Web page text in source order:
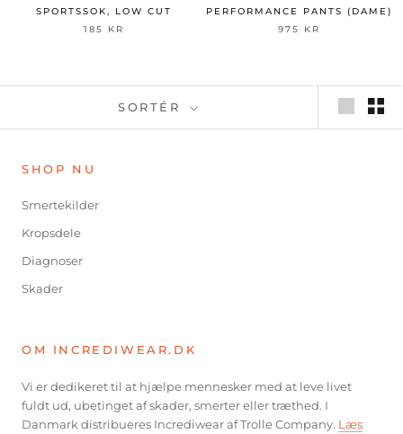
SPORTSSOK, LOW CUT
185 KR
PERFORMANCE PANTS (DAME)
975 KR
SORTÉR
SHOP NU
Smertekilder
Kropsdele
Diagnoser
Skader
OM INCREDIWEAR.DK
Vi er dedikeret til at hjælpe mennesker med at leve livet
fuldt ud, ubetinget af skader, smerter eller træthed. I
Danmark distribueres Incrediwear af Trolle Company. Læs